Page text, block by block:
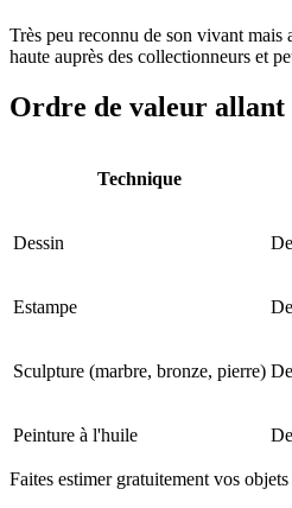
Très peu reconnu de son vivant mais
haute auprès des collectionneurs et
Ordre de valeur allant
Technique
Dessin
Estampe
Sculpture (marbre, bronze, pierre)
Peinture à l'huile
Faites estimer gratuitement vos